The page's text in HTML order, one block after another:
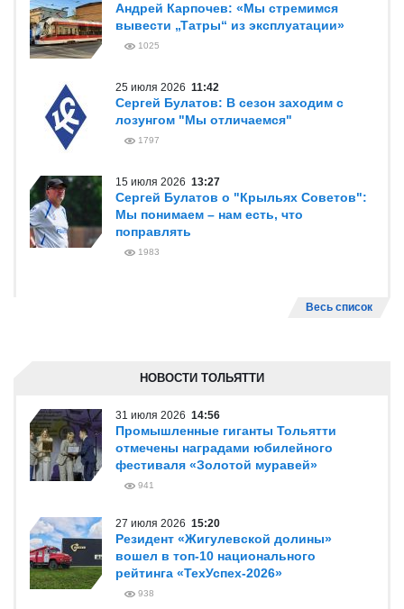
Андрей Карпочев: «Мы стремимся
вывести „Татры“ из эксплуатации»
1025
25 июля 2026 11:42
Сергей Булатов: В сезон заходим с
лозунгом "Мы отличаемся"
1797
15 июля 2026 13:27
Сергей Булатов о "Крыльях Советов":
Мы понимаем – нам есть, что
поправлять
1983
Весь список
НОВОСТИ ТОЛЬЯТТИ
31 июля 2026 14:56
Промышленные гиганты Тольятти
отмечены наградами юбилейного
фестиваля «Золотой муравей»
941
27 июля 2026 15:20
Резидент «Жигулевской долины»
вошел в топ-10 национального
рейтинга «ТехУспех-2026»
938